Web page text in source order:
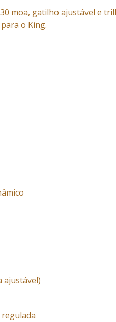
moa, gatilho ajustável e
o King.
ajustável)